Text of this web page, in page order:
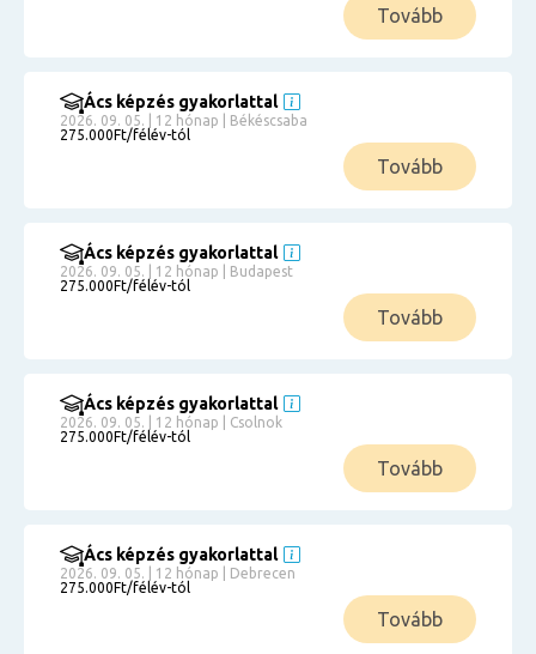
Tovább
Ács képzés gyakorlattal
2026. 09. 05. | 12 hónap | Békéscsaba
275.000Ft/félév-tól
Tovább
Ács képzés gyakorlattal
2026. 09. 05. | 12 hónap | Budapest
275.000Ft/félév-tól
Tovább
Ács képzés gyakorlattal
2026. 09. 05. | 12 hónap | Csolnok
275.000Ft/félév-tól
Tovább
Ács képzés gyakorlattal
2026. 09. 05. | 12 hónap | Debrecen
275.000Ft/félév-tól
Tovább